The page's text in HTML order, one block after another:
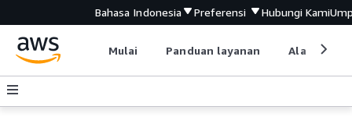
Bahasa Indonesia Preferensi Hubungi Kami
Mulai Panduan layanan Alat